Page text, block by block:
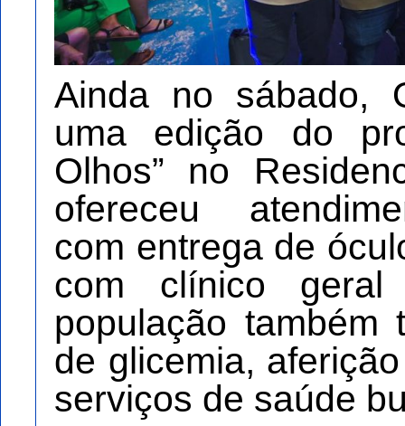
Ainda no sábado,
uma edição do
Olhos” no
ofereceu
com entrega de
com clínico
população
de glicemia,
serviços de saúde